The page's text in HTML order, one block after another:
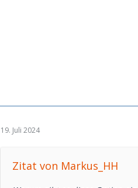
19. Juli 2024
Zitat von Markus_HH